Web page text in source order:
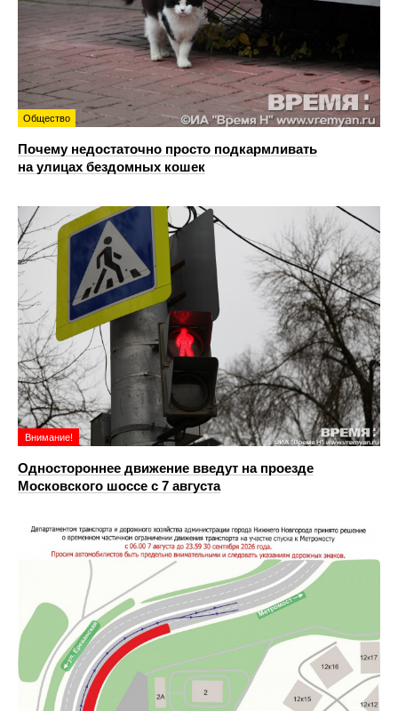
Общество
Почему недостаточно просто подкармливать
на улицах бездомных кошек
Внимание!
Одностороннее движение введут на проезде
Московского шоссе с 7 августа